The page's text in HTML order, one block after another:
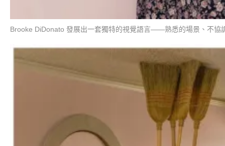
Brooke DiDonato 發展出一套獨特的視覺語言——熟悉的場景、不協